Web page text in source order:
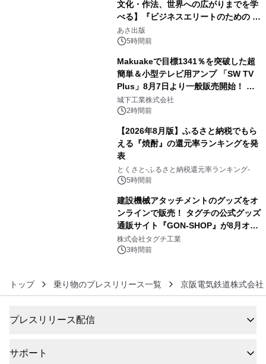
文化・作法、世界への広がりまでを学
べる】『ビジネスエリートのための 教
養としての蕎麦』2026年8月25日
（火）発売
あさ出版
5時間前
Makuakeで目標1341％を突破した超
簡単＆小型テレビ用アンプ 「SW TV
Plus」8月7日より一般販売開始！ ケ
ーブル1本つなぐだけ、テレビの音が
ぐっと豊かに
城下工業株式会社
2時間前
【2026年8月版】ふるさと納税でもら
える『焼酎』の還元率ランキングを発
表
とくさと-ふるさと納税還元率ランキング-
5時間前
建設機械アタッチメントのグッズをオ
ンラインで販売！ タグチの公式グッズ
通販サイト『GON-SHOP』が8月オー
プン
株式会社タグチ工業
3時間前
トップ 乗り物のプレスリリース一覧 京阪電気鉄道株式会社
プレスリリース配信
サポート